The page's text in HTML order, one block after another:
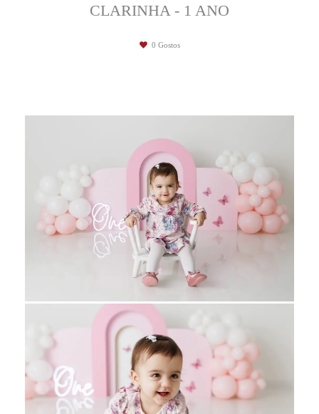
CLARINHA - 1 ANO
0 Gostos